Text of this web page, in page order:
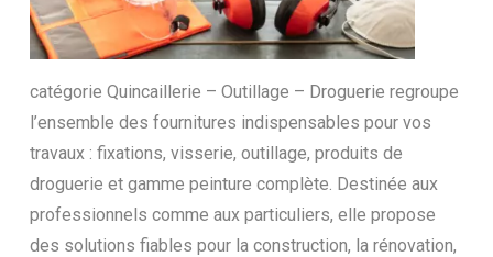
catégorie Quincaillerie – Outillage – Droguerie regroupe
l’ensemble des fournitures indispensables pour vos
travaux : fixations, visserie, outillage, produits de
droguerie et gamme peinture complète. Destinée aux
professionnels comme aux particuliers, elle propose
des solutions fiables pour la construction, la rénovation,